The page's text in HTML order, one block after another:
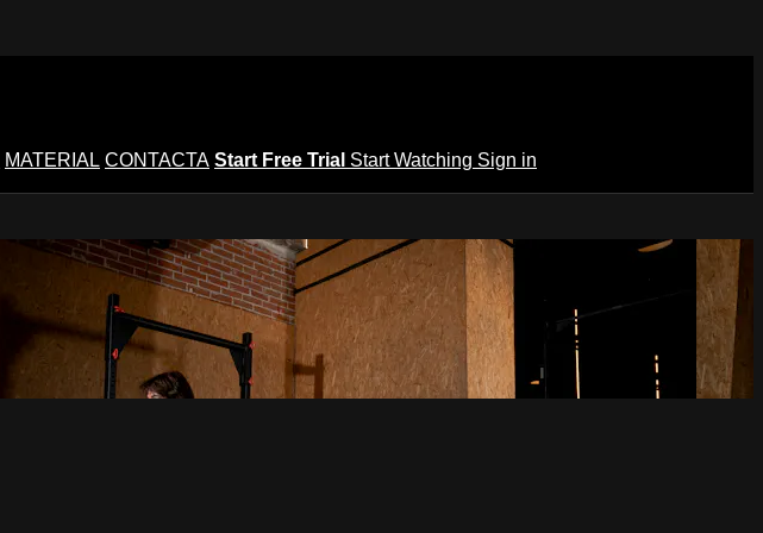
MATERIAL CONTACTA Start Free Trial Start Watching Sign in